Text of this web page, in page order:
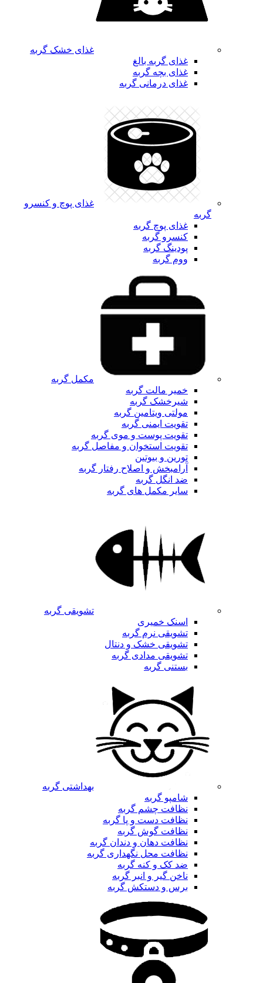
غذای خشک گربه
غذای گربه بالغ
غذای بچه گربه
غذای درمانی گربه
غذای پوچ و کنسرو
گربه
غذای پوچ گربه
کنسرو گربه
پودینگ گربه
ووم گربه
مکمل گربه
خمیر مالت گربه
شیرخشک گربه
مولتی ویتامین گربه
تقویت ایمنی گربه
تقویت پوست و موی گربه
تقویت استخوان و مفاصل گربه
تورین و بیوتین
آرامبخش و اصلاح رفتار گربه
ضد انگل گربه
سایر مکمل های گربه
تشویقی گربه
اسنک خمیری
تشویقی نرم گربه
تشویقی خشک و دنتال
تشویقی مدادی گربه
بستنی گربه
بهداشتی گربه
شامپو گربه
نظافت چشم گربه
نظافت دست و پا گربه
نظافت گوش گربه
نظافت دهان و دندان گربه
نظافت محل نگهداری گربه
ضد کک و کنه گربه
ناخن گیر و انبر گربه
برس و دستکش گربه